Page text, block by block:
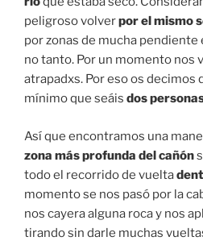
peligroso volverpor el mismo
por zonas de mucha pendiente
no tanto. Por un momento nos
atrapadxs. Por eso os decimos
mínimo que seáis dos
Así que encontramos una
zona más profunda del cañón
todo el recorrido de vuelta
momento se nos pasó por la
nos cayera alguna roca y nos
tirando sin darle muchas